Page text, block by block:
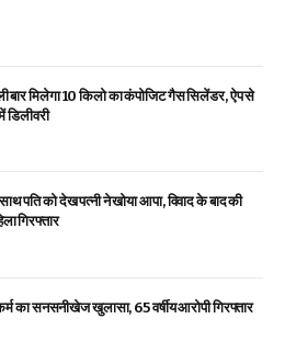
बार मिलेगा 10 किलो का कंपोजिट गैस सिलेंडर, ऐप से
डिलीवरी
पति को देख पत्नी ने खोया आपा, विवाद के बाद की
गिरफ्तार
का सनसनीखेज खुलासा, 65 वर्षीय आरोपी गिरफ्तार